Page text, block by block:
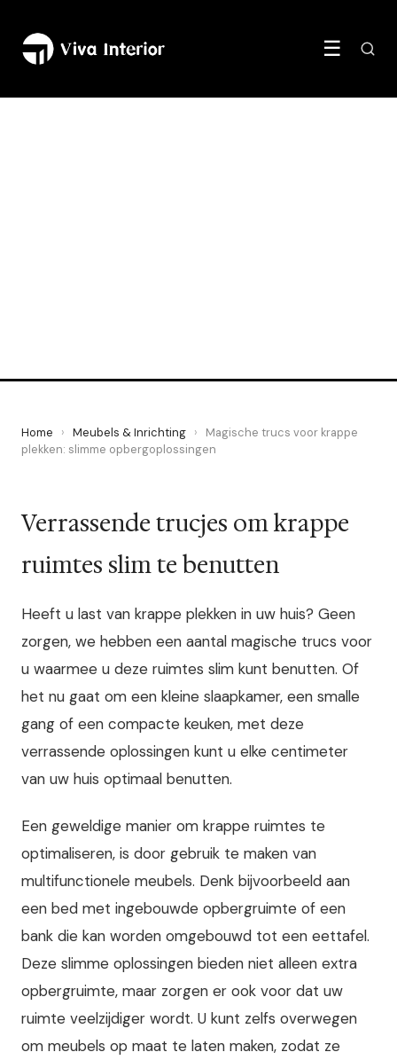
☰
Home › Meubels & Inrichting ›
Magische trucs voor krappe
plekken: slimme opbergoplossingen
Verrassende trucjes om krappe
ruimtes slim te benutten
Heeft u last van krappe plekken in uw huis? Geen
zorgen, we hebben een aantal magische trucs voor
u waarmee u deze ruimtes slim kunt benutten. Of
het nu gaat om een kleine slaapkamer, een smalle
gang of een compacte keuken, met deze
verrassende oplossingen kunt u elke centimeter
van uw huis optimaal benutten.
Een geweldige manier om krappe ruimtes te
optimaliseren, is door gebruik te maken van
multifunctionele meubels. Denk bijvoorbeeld aan
een bed met ingebouwde opbergruimte of een
bank die kan worden omgebouwd tot een eettafel.
Deze slimme oplossingen bieden niet alleen extra
opbergruimte, maar zorgen er ook voor dat uw
ruimte veelzijdiger wordt. U kunt zelfs overwegen
om meubels op maat te laten maken, zodat ze